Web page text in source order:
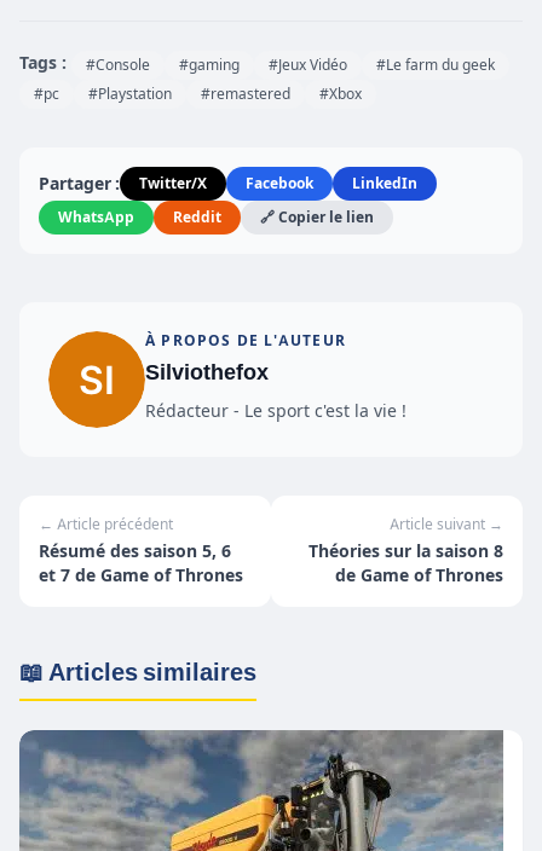
Tags : #Console #gaming #Jeux Vidéo
#Le farm du geek
#pc
#Playstation #remastered #Xbox
Partager : Twitter/X Facebook
LinkedIn
WhatsApp
Reddit 🔗 Copier le lien
À PROPOS DE L'AUTEUR
Silviothefox
Rédacteur - Le sport c'est la vie !
← Article précédent
Résumé des saison 5, 6
et 7 de Game of Thrones
Article suivant →
Théories sur la saison 8
de Game of Thrones
📖 Articles similaires